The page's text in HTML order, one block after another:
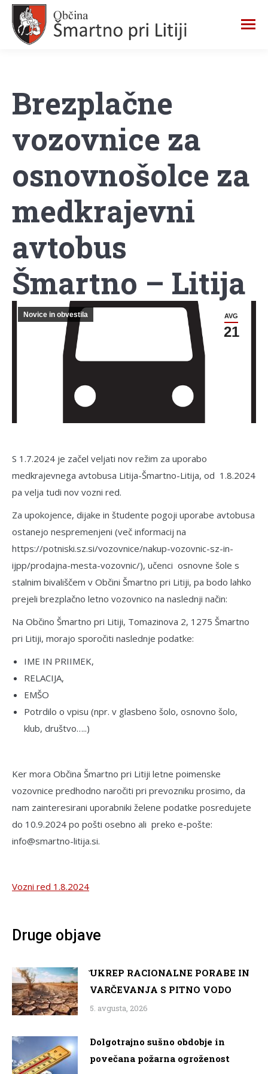
Brezplačne
vozovnice za
osnovnošolce za
medkrajevni
avtobus
Šmartno – Litija
AVG
21
Novice in obvestila
S 1.7.2024 je začel veljati nov režim za uporabo
medkrajevnega avtobusa Litija-Šmartno-Litija, od 1.8.2024
pa velja tudi nov vozni red.
Za upokojence, dijake in študente pogoji uporabe avtobusa
ostanejo nespremenjeni (več informacij na
https://potniski.sz.si/vozovnice/nakup-vozovnic-sz-in-
ijpp/prodajna-mesta-vozovnic/), učenci osnovne šole s
stalnim bivališčem v Občini Šmartno pri Litiji, pa bodo lahko
prejeli brezplačno letno vozovnico na naslednji način:
Na Občino Šmartno pri Litiji, Tomazinova 2, 1275 Šmartno
pri Litiji, morajo sporočiti naslednje podatke:
IME IN PRIIMEK,
RELACIJA,
EMŠO
Potrdilo o vpisu (npr. v glasbeno šolo, osnovno šolo,
klub, društvo…..)
Ker mora Občina Šmartno pri Litiji letne poimenske
vozovnice predhodno naročiti pri prevozniku prosimo, da
nam zainteresirani uporabniki želene podatke posredujete
do 10.9.2024 po pošti osebno ali preko e-pošte:
info@smartno-litija.si.
Vozni red 1.8.2024
Druge objave
̌UKREP RACIONALNE PORABE IN
VARČEVANJA S PITNO VODO
5. avgusta, 2026
Dolgotrajno sušno obdobje in
povečana požarna ogroženost